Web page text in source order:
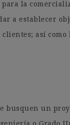
la
a establecer
así como
busquen un